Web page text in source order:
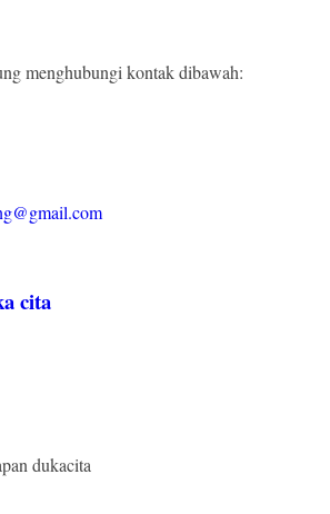
menghubungi kontak dibawah:
cita
dukacita